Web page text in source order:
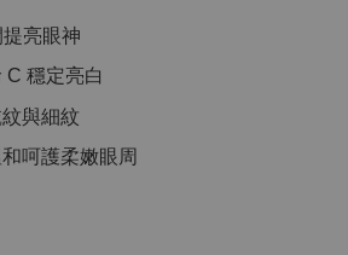
亮眼神
C 穩定亮白
與細紋
呵護柔嫩眼周